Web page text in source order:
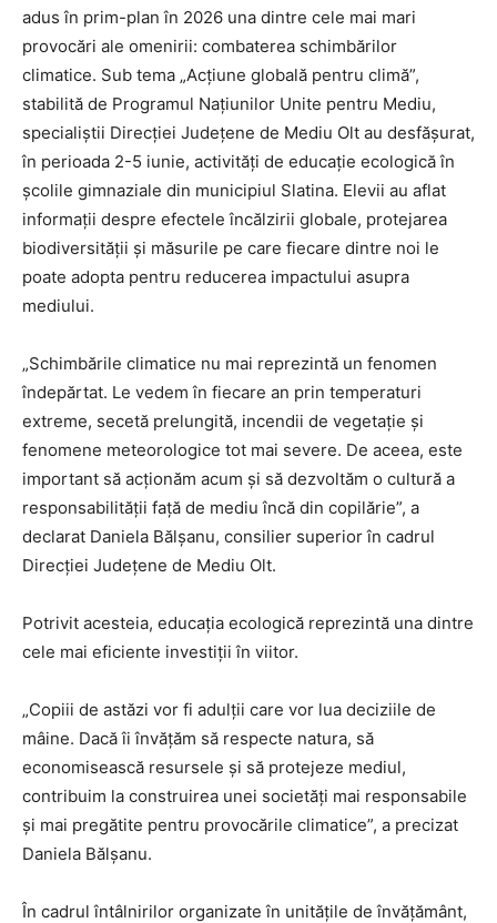
adus în prim-plan în 2026 una dintre cele mai mari
provocări ale omenirii: combaterea schimbărilor
climatice. Sub tema „Acțiune globală pentru climă”,
stabilită de Programul Națiunilor Unite pentru Mediu,
specialiștii Direcției Județene de Mediu Olt au desfășurat,
în perioada 2-5 iunie, activități de educație ecologică în
școlile gimnaziale din municipiul Slatina. Elevii au aflat
informații despre efectele încălzirii globale, protejarea
biodiversității și măsurile pe care fiecare dintre noi le
poate adopta pentru reducerea impactului asupra
mediului.
„Schimbările climatice nu mai reprezintă un fenomen
îndepărtat. Le vedem în fiecare an prin temperaturi
extreme, secetă prelungită, incendii de vegetație și
fenomene meteorologice tot mai severe. De aceea, este
important să acționăm acum și să dezvoltăm o cultură a
responsabilității față de mediu încă din copilărie”, a
declarat Daniela Bălșanu, consilier superior în cadrul
Direcției Județene de Mediu Olt.
Potrivit acesteia, educația ecologică reprezintă una dintre
cele mai eficiente investiții în viitor.
„Copiii de astăzi vor fi adulții care vor lua deciziile de
mâine. Dacă îi învățăm să respecte natura, să
economisească resursele și să protejeze mediul,
contribuim la construirea unei societăți mai responsabile
și mai pregătite pentru provocările climatice”, a precizat
Daniela Bălșanu.
În cadrul întâlnirilor organizate în unitățile de învățământ,